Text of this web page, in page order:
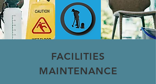
FACILITIES
MAINTENANCE